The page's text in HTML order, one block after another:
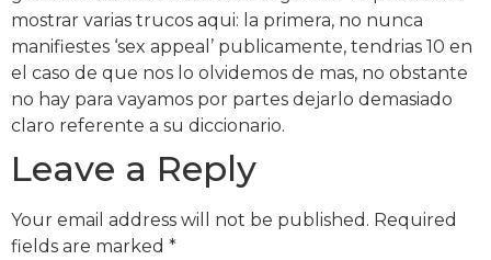
mostrar varias trucos aqui: la primera, no nunca
manifiestes ‘sex appeal’ publicamente, tendrias 10 en
el caso de que nos lo olvidemos de mas, no obstante
no hay para vayamos por partes dejarlo demasiado
claro referente a su diccionario.
Leave a Reply
Your email address will not be published. Required
fields are marked *